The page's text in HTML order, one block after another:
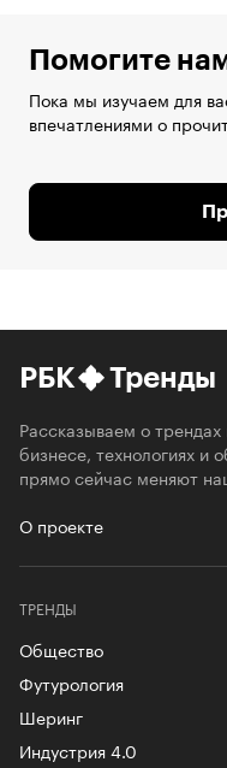
Помогите
Пока мы изучаем для
впечатлениями о
РБК Тренды
Рассказываем о трендах
бизнесе, технологиях и
прямо сейчас меняют
О проекте
ТРЕНДЫ
Общество
Футурология
Шеринг
Индустрия 4.0